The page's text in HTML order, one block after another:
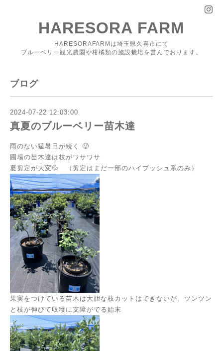
HARESORA FARM
HARESORAFARMは埼玉県久喜市にて
ブルーベリー観光農園や柑橘類の施設栽培を営んでおります。
ブログ
2024-07-22 12:03:00
真夏のブルーベリー苗木達
雨のない猛暑日が続く 🥵
圃場の苗木達は枝がワサワサ
夏剪定が大変💦 （剪定はまだ一部のハイブッシュ系のみ）
果実をつけている苗木は大胆な枝カットはできないが、ツンツン
と枝が伸びて収穫に支障がでる始末